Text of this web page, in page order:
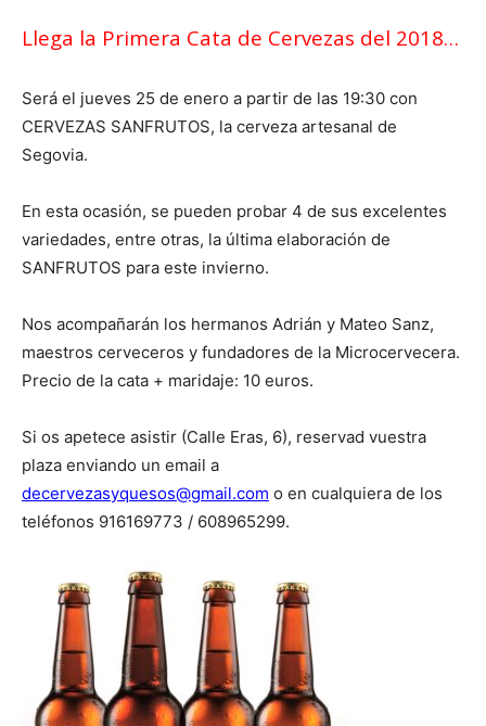
Llega la Primera Cata de Cervezas del 2018…
Será el jueves 25 de enero a partir de las 19:30 con
CERVEZAS SANFRUTOS, la cerveza artesanal de
Segovia.
En esta ocasión, se pueden probar 4 de sus excelentes
variedades, entre otras, la última elaboración de
SANFRUTOS para este invierno.
Nos acompañarán los hermanos Adrián y Mateo Sanz,
maestros cerveceros y fundadores de la Microcervecera.
Precio de la cata + maridaje: 10 euros.
Si os apetece asistir (Calle Eras, 6), reservad vuestra
plaza enviando un email a
decervezasyquesos@gmail.com o en cualquiera de los
teléfonos 916169773 / 608965299.